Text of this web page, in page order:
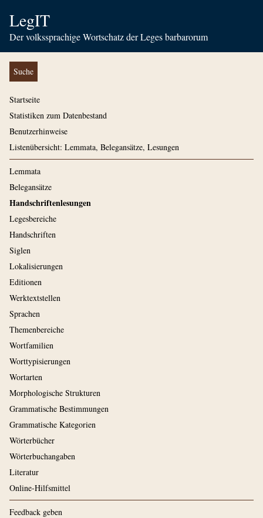
LegIT
Der volkssprachige Wortschatz der Leges barbarorum
Suche
Startseite
Statistiken zum Datenbestand
Benutzerhinweise
Listenübersicht: Lemmata, Belegansätze, Lesungen
Lemmata
Belegansätze
Handschriftenlesungen
Legesbereiche
Handschriften
Siglen
Lokalisierungen
Editionen
Werktextstellen
Sprachen
Themenbereiche
Wortfamilien
Worttypisierungen
Wortarten
Morphologische Strukturen
Grammatische Bestimmungen
Grammatische Kategorien
Wörterbücher
Wörterbuchangaben
Literatur
Online-Hilfsmittel
Feedback geben